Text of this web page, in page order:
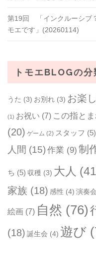
第19回 「インクルーシブ
モエです」(20260114)
トモエBLOGの分
うた (3) お別れ (3) お楽
(1) お祝い (7) この指と
(20) ゲーム (2) スタッフ (5)
人間 (15) 作業 (9) 制
ち (5) 収穫 (3) 大人
家族 (18) 感性 (4) 演奏会
絵画 (7) 自然 (76)
(18) 誕生会 (4) 遊び